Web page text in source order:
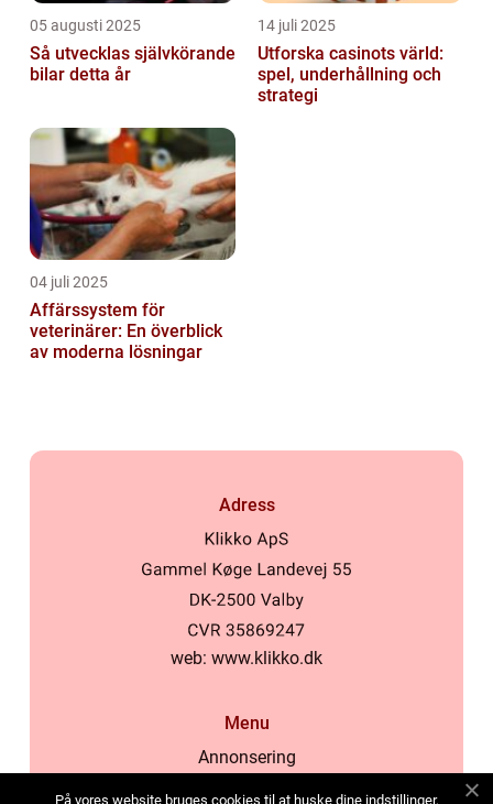
05 augusti 2025
Så utvecklas självkörande
bilar detta år
14 juli 2025
Utforska casinots värld:
spel, underhållning och
strategi
04 juli 2025
Affärssystem för
veterinärer: En överblick
av moderna lösningar
Adress
web: www.klikko.dk
Menu
Annonsering
På vores website bruges cookies til at huske dine indstillinger,